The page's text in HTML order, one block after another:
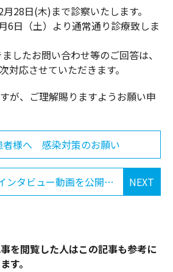
28日(木)まで診察いたします。
6日（土）より通常通り診療致しま
したお問い合わせ等のご回答は、
対応させていただきます。
が、ご理解賜りますようお願い申
者様へ 感染対策のお願い
NEXT
狩谷院長の患者様インタビュー動画を公開しました
を閲覧した人はこの記事も参考に
す。